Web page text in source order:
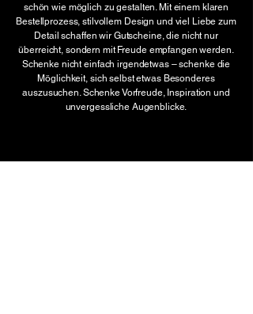
schön wie möglich zu gestalten. Mit einem klaren
Bestellprozess, stilvollem Design und viel Liebe zum
Detail schaffen wir Gutscheine, die nicht nur
überreicht, sondern mit Freude empfangen werden.
Schenke nicht einfach irgendetwas – schenke die
Möglichkeit, sich selbst etwas Besonderes
auszusuchen. Schenke Vorfreude, Inspiration und
unvergessliche Augenblicke.